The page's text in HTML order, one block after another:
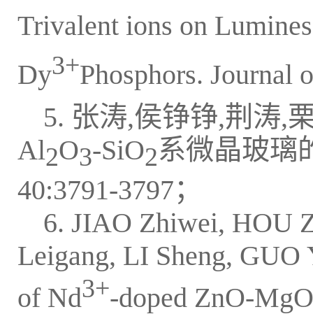
Trivalent ions on
Dy3+Phosphors. Journal
5. 张涛,侯铮铮,荆涛,
Al2O3-SiO2系微晶玻璃
40:3791-3797；
6. JIAO Zhiwei, HOU
Leigang, LI Sheng, GUO
of Nd3+-doped ZnO-